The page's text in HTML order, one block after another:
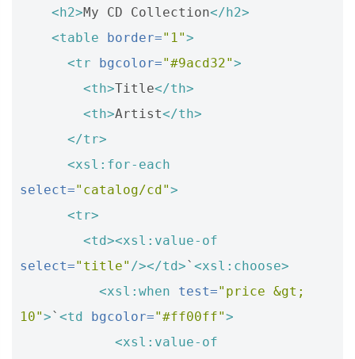
<h2>My CD Collection</h2>
<table
border="1">
<tr
bgcolor="#9acd32">
<th>Title</th>
<th>Artist</th>
</tr>
<xsl:for-each
select="catalog/cd">
<tr>
<td><xsl:value-of
select="title" /></td>` <xsl:choose>
<xsl:when
test="price &gt;
10">` <td bgcolor="#ff00ff">
<xsl:value-of